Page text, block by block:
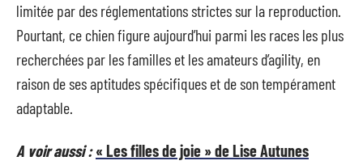
limitée par des réglementations strictes sur la reproduction.
Pourtant, ce chien figure aujourd’hui parmi les races les plus
recherchées par les familles et les amateurs d’agility, en
raison de ses aptitudes spécifiques et de son tempérament
adaptable.
A voir aussi : « Les filles de joie » de Lise Autunes